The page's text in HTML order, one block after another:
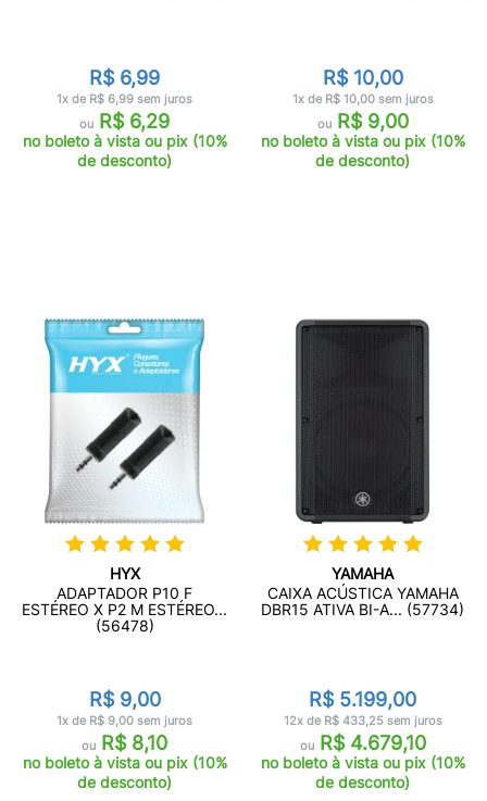
R$ 6,99
1x de R$ 6,99 sem juros
ou R$ 6,29
no boleto à vista ou pix (10%
de desconto)
R$ 10,00
1x de R$ 10,00 sem juros
ouR$ 9,00
no boleto à vista ou pix (10%
de desconto)
HYX
ADAPTADOR P10 F
ESTÉREO X P2 M ESTÉREO...
(56478)
R$ 9,00
1x de R$ 9,00 sem juros
ou R$ 8,10
no boleto à vista ou pix (10%
de desconto)
YAMAHA
CAIXA ACÚSTICA YAMAHA
DBR15 ATIVA BI-A... (57734)
R$ 5.199,00
12x de R$ 433,25 sem juros
ouR$ 4.679,10
no boleto à vista ou pix (10%
de desconto)